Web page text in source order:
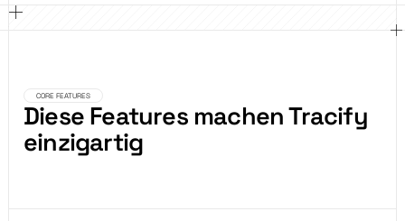
CORE FEATURES
Diese Features machen Tracify
einzigartig